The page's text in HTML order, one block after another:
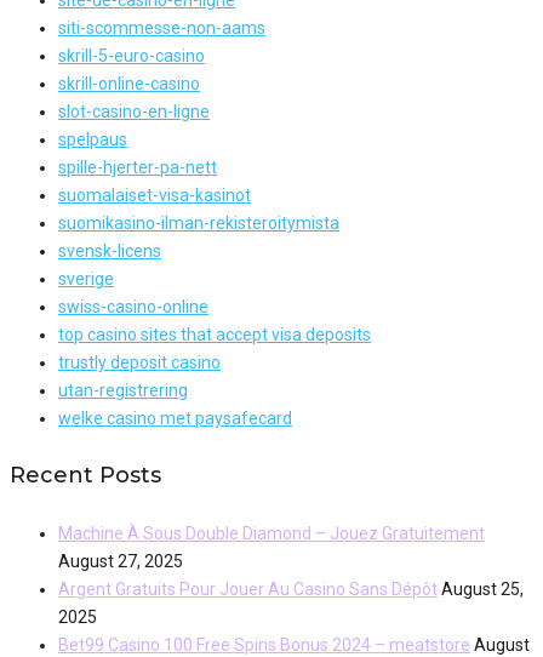
siti-scommesse-non-aams
skrill-5-euro-casino
skrill-online-casino
slot-casino-en-ligne
spelpaus
spille-hjerter-pa-nett
suomalaiset-visa-kasinot
suomikasino-ilman-rekisteroitymista
svensk-licens
sverige
swiss-casino-online
top casino sites that accept visa deposits
trustly deposit casino
utan-registrering
welke casino met paysafecard
Recent Posts
Machine À Sous Double Diamond – Jouez Gratuitement
August 27, 2025
Argent Gratuits Pour Jouer Au Casino Sans DépôtAugust 25,
2025
Bet99 Casino 100 Free Spins Bonus 2024 – meatstore August